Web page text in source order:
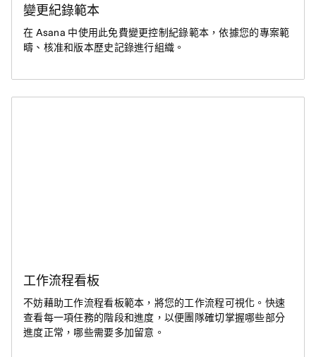
變更紀錄範本
在 Asana 中使用此免費變更控制紀錄範本，依據您的專案範
疇、核准和版本歷史記錄進行組織。
工作流程看板
不妨藉助工作流程看板範本，將您的工作流程可視化。快速
查看每一項任務的階段和進度，以便團隊確切掌握哪些部分
進度正常，哪些需要多加留意。